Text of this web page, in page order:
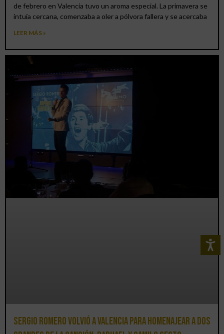
de febrero en Valencia tuvo un aroma especial. La primavera se
intuía cercana, comenzaba a oler a pólvora fallera y se acercaba
LEER MÁS »
Sergio Romero volvió a Valencia para homenajear a dos